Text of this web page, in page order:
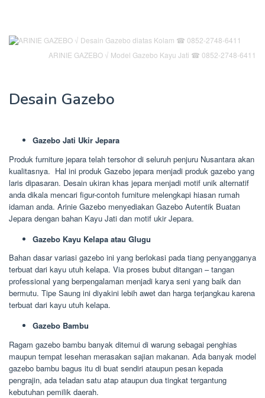
ARINIE GAZEBO √ Model Gazebo Kayu Jati ☎ 0852-2748-6411
Desain Gazebo
Gazebo Jati Ukir Jepara
Produk furniture jepara telah tersohor di seluruh penjuru Nusantara akan
kualitasnya. Hal ini produk Gazebo jepara menjadi produk gazebo yang
laris dipasaran. Desain ukiran khas jepara menjadi motif unik alternatif
anda dikala mencari figur-contoh furniture melengkapi hiasan rumah
idaman anda. Arinie Gazebo menyediakan Gazebo Autentik Buatan
Jepara dengan bahan Kayu Jati dan motif ukir Jepara.
Gazebo Kayu Kelapa atau Glugu
Bahan dasar variasi gazebo ini yang berlokasi pada tiang penyangganya
terbuat dari kayu utuh kelapa. Via proses bubut ditangan – tangan
professional yang berpengalaman menjadi karya seni yang baik dan
bermutu. Tipe Saung ini diyakini lebih awet dan harga terjangkau karena
terbuat dari kayu utuh kelapa.
Gazebo Bambu
Ragam gazebo bambu banyak ditemui di warung sebagai penghias
maupun tempat lesehan merasakan sajian makanan. Ada banyak model
gazebo bambu bagus itu di buat sendiri ataupun pesan kepada
pengrajin, ada teladan satu atap ataupun dua tingkat tergantung
kebutuhan pemilik daerah.